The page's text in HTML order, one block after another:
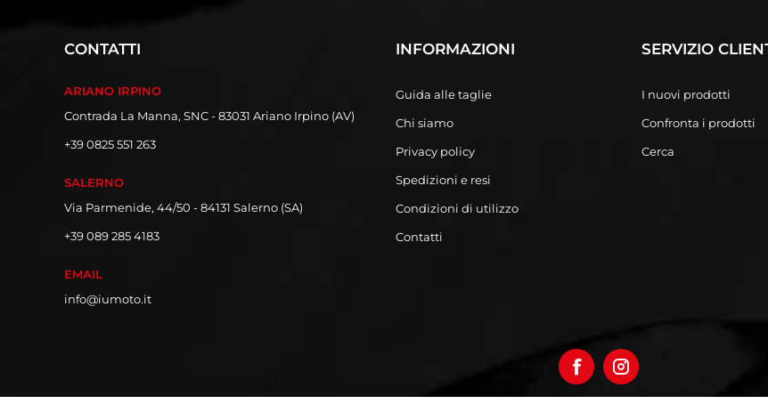
CONTATTI
ARIANO IRPINO
Contrada La Manna, SNC - 83031 Ariano Irpino (AV)
+39 0825 551 263
SALERNO
Via Parmenide, 44/50 - 84131 Salerno (SA)
+39 089 285 4183
EMAIL
info@iumoto.it
INFORMAZIONI
Guida alle taglie
Chi siamo
Privacy policy
Spedizioni e resi
Condizioni di utilizzo
Contatti
SERVIZIO
I nuovi prodotti
Confronta i prodotti
Cerca